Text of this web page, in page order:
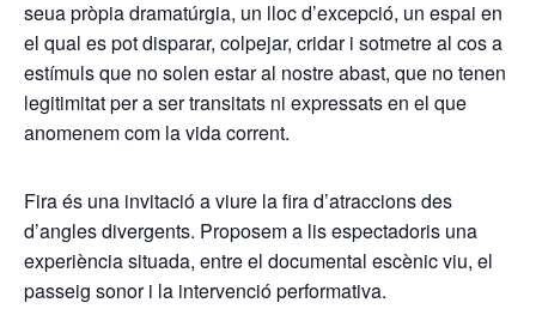
seua pròpia dramatúrgia, un lloc d’excepció, un espai en
el qual es pot disparar, colpejar, cridar i sotmetre al cos a
estímuls que no solen estar al nostre abast, que no tenen
legitimitat per a ser transitats ni expressats en el que
anomenem com la vida corrent.
Fira és una invitació a viure la fira d’atraccions des
d’angles divergents. Proposem a lis espectadoris una
experiència situada, entre el documental escènic viu, el
passeig sonor i la intervenció performativa.